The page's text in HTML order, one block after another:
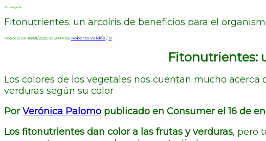
Sin categoría
Fitonutrientes: un arcoíris de beneficios para el
Posted on 18/01/2025 at 20:14 by Roberto Valdés / 0
Fitonutrientes:
Los colores de los vegetales nos cuentan mucho
verduras según su color
PorVerónica Palomo publicado en Consumer el 16 de
Los fitonutrientes dan color a las frutas y verduras, pero